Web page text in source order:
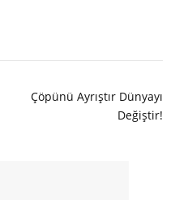
Çöpünü Ayrıştır Dünyayı
Değiştir!